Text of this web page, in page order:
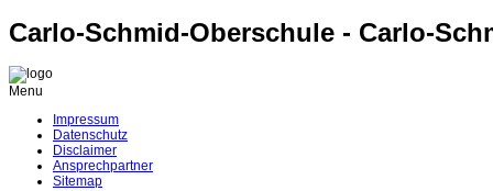
Carlo-Schmid-Oberschule - Carlo-
Menu
Impressum
Datenschutz
Disclaimer
Ansprechpartner
Sitemap